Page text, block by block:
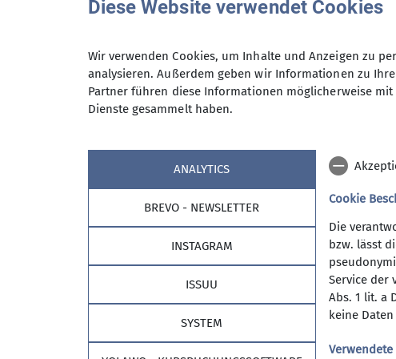
Rückblick
Aktuelles aus der
Diese Website verwendet Cookies
Wir verwenden Cookies, um Inhalte und Anzeigen zu
analysieren. Außerdem geben wir Informationen zu
Partner führen diese Informationen möglicherweise
Dienste gesammelt haben.
ANALYTICS
BREVO - NEWSLETTER
INSTAGRAM
ISSUU
SYSTEM
Cookie
Die
bzw. lässt
Service der
Abs. 1 lit. a
keine
Verwendete